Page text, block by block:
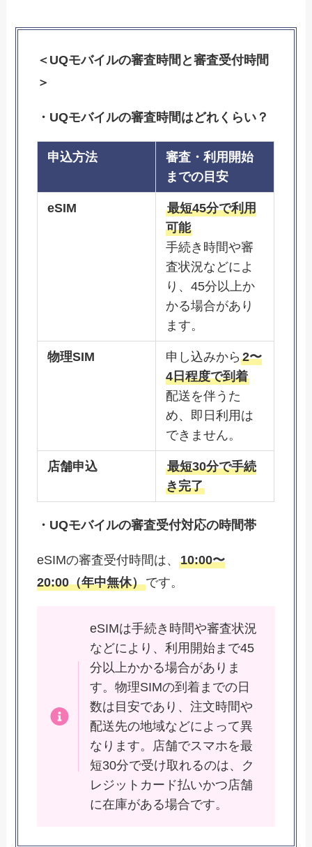
＜UQモバイルの審査時間と審査受付時間
＞
・UQモバイルの審査時間はどれくらい？
申込方法
審査・利用開始
までの目安
eSIM
最短45分で利用
可能
手続き時間や審
査状況などによ
り、45分以上か
かる場合があり
ます。
物理SIM 申し込みから 2〜
4日程度で到着
配送を伴うた
め、即日利用は
できません。
店舗申込
最短30分で手続
き完了
・UQモバイルの審査受付対応の時間帯
eSIMの審査受付時間は、10:00〜
20:00（年中無休）です。
eSIMは手続き時間や審査状況
などにより、利用開始まで45
分以上かかる場合がありま
す。物理SIMの到着までの日
数は目安であり、注文時間や
配送先の地域などによって異
なります。店舗でスマホを最
短30分で受け取れるのは、ク
レジットカード払いかつ店舗
に在庫がある場合です。